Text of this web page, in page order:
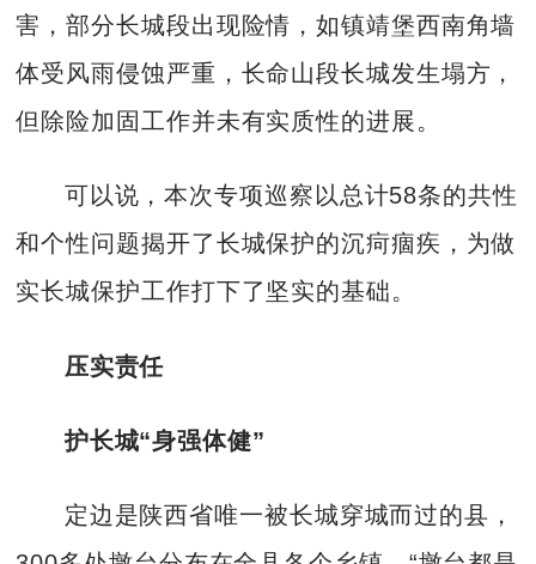
害，部分长城段出现险情，如镇靖堡西南角墙
体受风雨侵蚀严重，长命山段长城发生塌方，
但除险加固工作并未有实质性的进展。
可以说，本次专项巡察以总计58条的共性
和个性问题揭开了长城保护的沉疴痼疾，为做
实长城保护工作打下了坚实的基础。
压实责任
护长城“身强体健”
定边是陕西省唯一被长城穿城而过的县，